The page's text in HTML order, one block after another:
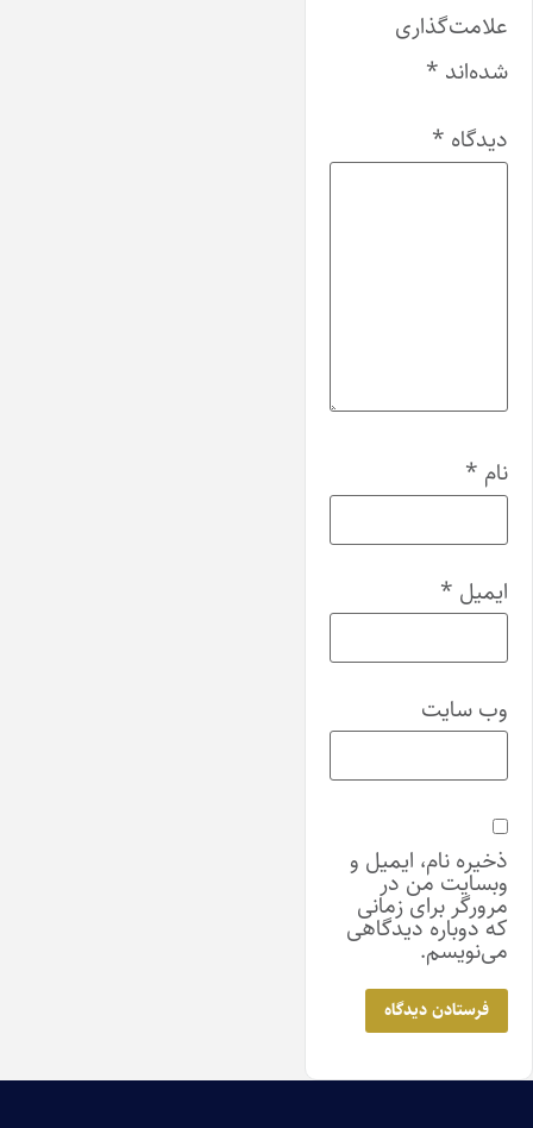
علامت‌گذاری
شده‌اند *
دیدگاه *
نام *
ایمیل *
وب‌ سایت
ذخیره نام، ایمیل و
وبسایت من در
مرورگر برای زمانی
که دوباره دیدگاهی
می‌نویسم.